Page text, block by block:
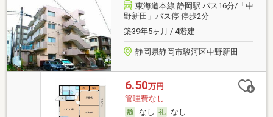
東海道本線 静岡駅 バス16分/「中
野新田」バス停 停歩2分
築39年5ヶ月 / 4階建
静岡県静岡市駿河区中野新田
6.50万円
管理費なし
なし
なし